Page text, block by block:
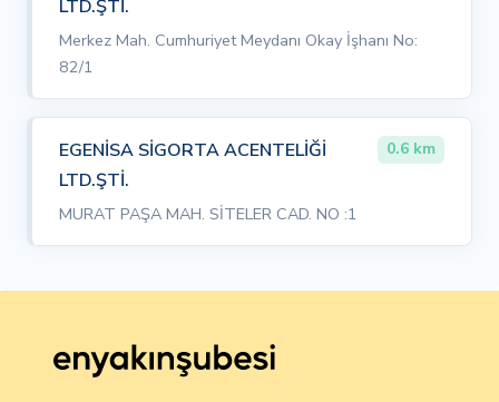
LTD.ŞTİ.
Merkez Mah. Cumhuriyet Meydanı Okay İşhanı No:
82/1
EGENİSA SİGORTA ACENTELİĞİ
LTD.ŞTİ.
0.6 km
MURAT PAŞA MAH. SİTELER CAD. NO :1